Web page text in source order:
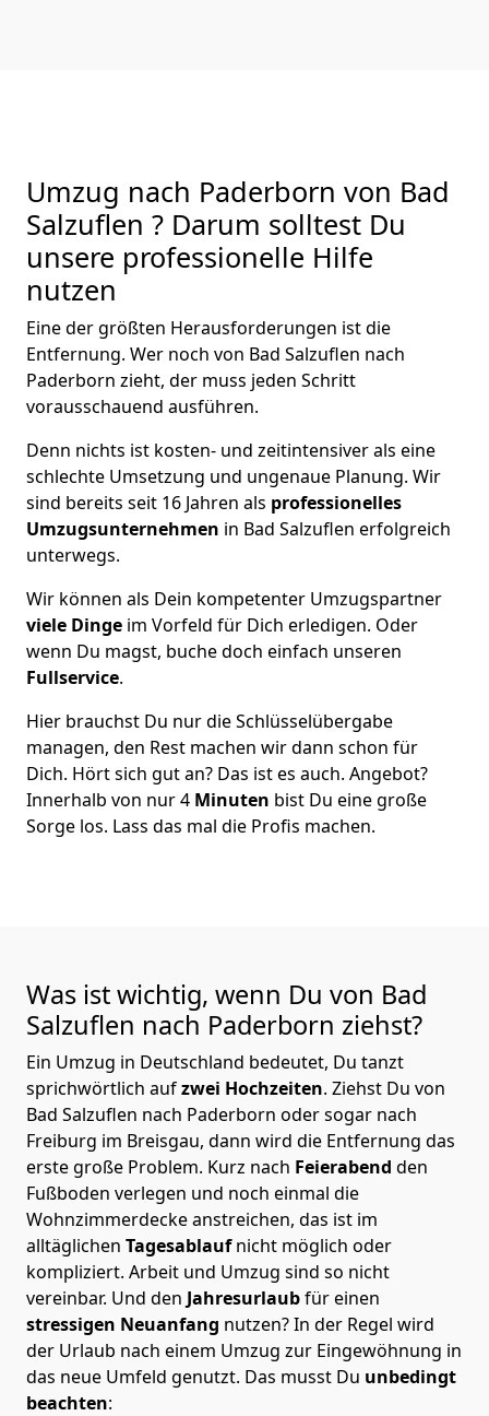
Umzug nach Paderborn von Bad
Salzuflen ? Darum solltest Du
unsere professionelle Hilfe
nutzen
Eine der größten Herausforderungen ist die
Entfernung. Wer noch von Bad Salzuflen nach
Paderborn zieht, der muss jeden Schritt
vorausschauend ausführen.
Denn nichts ist kosten- und zeitintensiver als eine
schlechte Umsetzung und ungenaue Planung. Wir
sind bereits seit 16 Jahren als professionelles
Umzugsunternehmen in Bad Salzuflen erfolgreich
unterwegs.
Wir können als Dein kompetenter Umzugspartner
viele Dinge im Vorfeld für Dich erledigen. Oder
wenn Du magst, buche doch einfach unseren
Fullservice.
Hier brauchst Du nur die Schlüsselübergabe
managen, den Rest machen wir dann schon für
Dich. Hört sich gut an? Das ist es auch. Angebot?
Innerhalb von nur 4 Minuten bist Du eine große
Sorge los. Lass das mal die Profis machen.
Was ist wichtig, wenn Du von Bad
Salzuflen nach Paderborn ziehst?
Ein Umzug in Deutschland bedeutet, Du tanzt
sprichwörtlich aufzwei Hochzeiten. Ziehst Du von
Bad Salzuflen nach Paderborn oder sogar nach
Freiburg im Breisgau, dann wird die Entfernung das
erste große Problem. Kurz nach Feierabend den
Fußboden verlegen und noch einmal die
Wohnzimmerdecke anstreichen, das ist im
alltäglichen Tagesablaufnicht möglich oder
kompliziert. Arbeit und Umzug sind so nicht
vereinbar. Und den Jahresurlaubfür einen
stressigen Neuanfang nutzen? In der Regel wird
der Urlaub nach einem Umzug zur Eingewöhnung in
das neue Umfeld genutzt. Das musst Du unbedingt
beachten: